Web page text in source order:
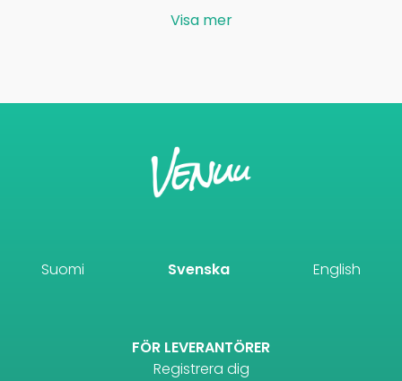
Visa mer
Suomi Svenska English
FÖR LEVERANTÖRER
Registrera dig